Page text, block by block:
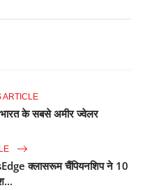
ARTICLE
के सबसे अमीर ज्वेलर
क्लासरूम चैंपियनशिप ने 10